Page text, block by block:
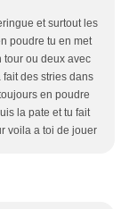
et surtout les
poudre tu en met
tour ou deux avec
fait des stries dans
en poudre
la pate et tu fait
voila a toi de jouer